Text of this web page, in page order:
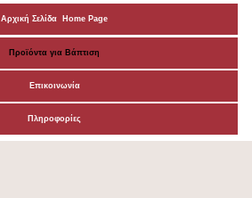
Αρχική Σελίδα Home Page
Προϊόντα για Βάπτιση
Επικοινωνία
Πληροφορίες